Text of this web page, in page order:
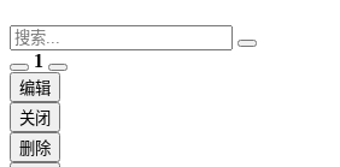
1
编辑
关闭
删除